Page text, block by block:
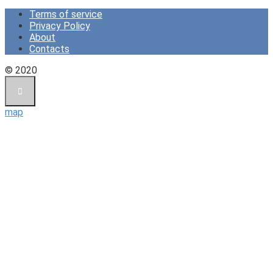
Terms of service
Privacy Policy
About
Contacts
© 2020
map